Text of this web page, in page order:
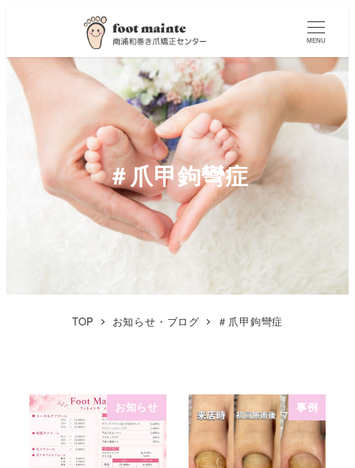
MENU
＃爪甲鉤彎症
TOP お知らせ・ブログ ＃爪甲鉤彎症
お知らせ 事例